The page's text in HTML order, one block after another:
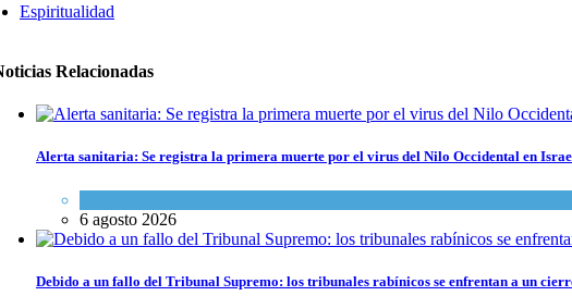
Espiritualidad
Relacionadas
Alerta sanitaria: Se registra la primera muerte por el virus del Nilo Occidental en
6 agosto 2026
Debido a un fallo del Tribunal Supremo: los tribunales rabínicos se enfrentan a un